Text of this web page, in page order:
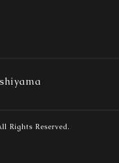
Rights Reserved.